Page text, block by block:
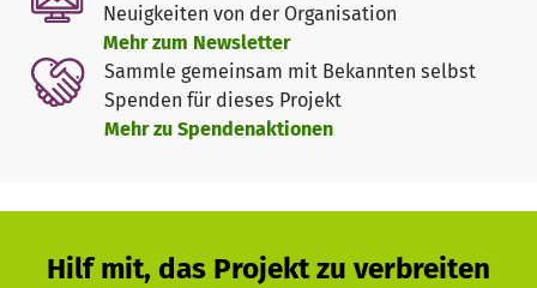
Neuigkeiten von der Organisation
Mehr zum Newsletter
Sammle gemeinsam mit Bekannten selbst
Spenden für dieses Projekt
Mehr zu Spendenaktionen
Hilf mit, das Projekt zu verbreiten